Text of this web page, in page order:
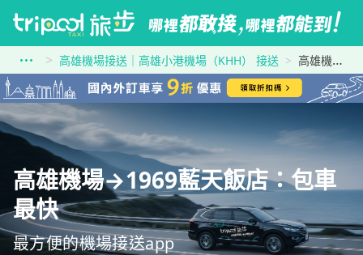
高雄機場接送｜高雄小港機場（KHH） 接送 高雄機場到1969藍天飯店
高雄機場→1969藍天飯店：包車
最快
最方便的機場接送app